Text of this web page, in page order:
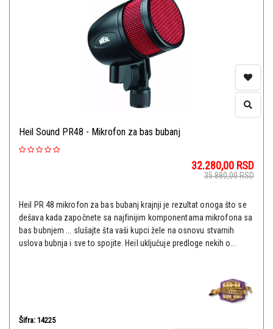
Heil Sound PR48 - Mikrofon za bas bubanj
32.280,00 RSD
35.880,00RSD
Heil PR 48 mikrofon za bas bubanj krajnji je rezultat onoga što se
dešava kada započnete sa najfinijim komponentama mikrofona sa
bas bubnjem ... slušajte šta vaši kupci žele na osnovu stvarnih
uslova bubnja i sve to spojite. Heil uključuje predloge nekih o...
Šifra: 14225